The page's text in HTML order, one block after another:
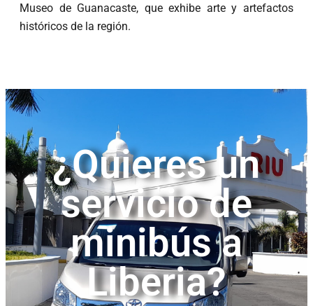
Museo de Guanacaste, que exhibe arte y artefactos
históricos de la región.
¿Quieres un
servicio de
minibús a
Liberia?